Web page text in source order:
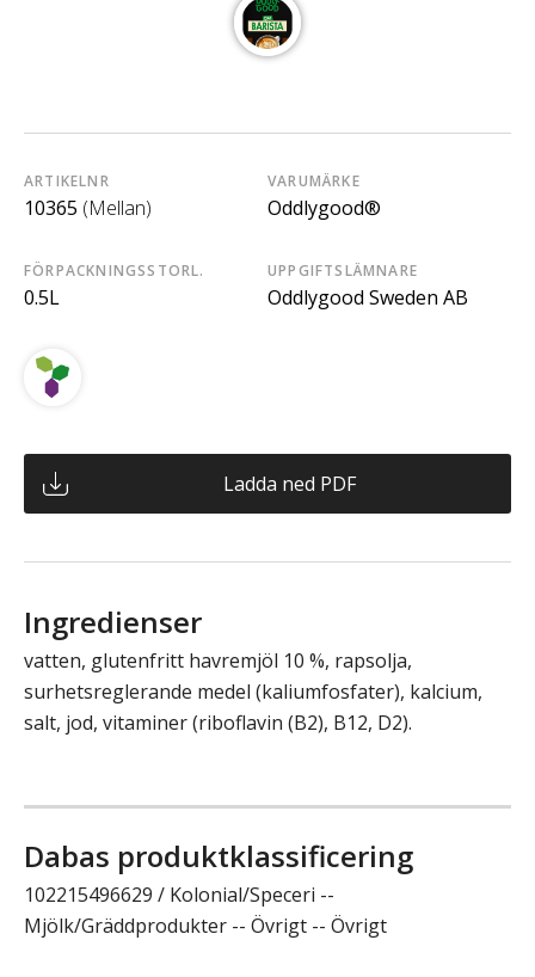
ARTIKELNR
10365 (Mellan)
VARUMÄRKE
Oddlygood®
FÖRPACKNINGSSTORL.
0.5L
UPPGIFTSLÄMNARE
Oddlygood Sweden AB
Ladda ned PDF
Ingredienser
vatten, glutenfritt havremjöl 10 %, rapsolja,
surhetsreglerande medel (kaliumfosfater), kalcium,
salt, jod, vitaminer (riboflavin (B2), B12, D2).
Dabas produktklassificering
102215496629 / Kolonial/Speceri --
Mjölk/Gräddprodukter -- Övrigt -- Övrigt